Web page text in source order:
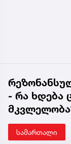
- რა ხდება
სამართალი